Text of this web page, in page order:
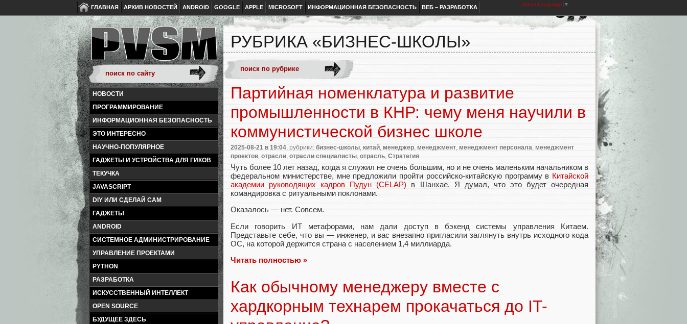
ГЛАВНАЯ АРХИВ НОВОСТЕЙ ANDROID GOOGLE APPLE MICROSOFT ИНФОРМАЦИОННАЯ БЕЗОПАСНОСТЬ ВЕБ – РАЗРАБОТКА Select Language ▼
НОВОСТИ
ПРОГРАММИРОВАНИЕ
ИНФОРМАЦИОННАЯ БЕЗОПАСНОСТЬ
ЭТО ИНТЕРЕСНО
НАУЧНО-ПОПУЛЯРНОЕ
ГАДЖЕТЫ И УСТРОЙСТВА ДЛЯ ГИКОВ
ТЕКУЧКА
JAVASCRIPT
DIY ИЛИ СДЕЛАЙ САМ
ГАДЖЕТЫ
ANDROID
СИСТЕМНОЕ АДМИНИСТРИРОВАНИЕ
УПРАВЛЕНИЕ ПРОЕКТАМИ
PYTHON
РАЗРАБОТКА
ИСКУССТВЕННЫЙ ИНТЕЛЛЕКТ
OPEN SOURCE
БУДУЩЕЕ ЗДЕСЬ
РУБРИКА «БИЗНЕС-ШКОЛЫ»
Партийная номенклатура и развитие
промышленности в КНР: чему меня научили в
коммунистической бизнес школе
2025-08-21 в 19:04 , рубрики: бизнес-школы китай менеджер менеджмент менеджмент персонала менеджмент
проектов отрасли отрасли специалисты отрасль Стратегия
Чуть более 10 лет назад, когда я служил не очень большим, но и не очень маленьким начальником в
федеральном министерстве, мне предложили пройти российско-китайскую программу в Китайской
академии руководящих кадров Пудун (CELAP) в Шанхае. Я думал, что это будет очередная
командировка с ритуальными поклонами.
Оказалось — нет. Совсем.
Если говорить ИТ метафорами, нам дали доступ в бэкенд системы управления Китаем.
Представьте себе, что вы — инженер, и вас внезапно пригласили заглянуть внутрь исходного кода
ОС, на которой держится страна с населением 1,4 миллиарда.
Читать полностью »
Как обычному менеджеру вместе с
хардкорным технарем прокачаться до IT-